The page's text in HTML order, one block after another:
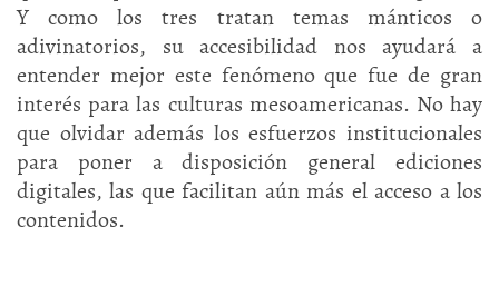
Y como los tres tratan temas mánticos o
adivinatorios, su accesibilidad nos ayudará a
entender mejor este fenómeno que fue de gran
interés para las culturas mesoamericanas. No hay
que olvidar además los esfuerzos institucionales
para poner a disposición general ediciones
digitales, las que facilitan aún más el acceso a los
contenidos.